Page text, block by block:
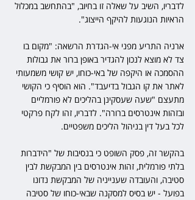
לדבריו, השיב על שאלה זו בחיוב, "בהתחשב במכלול
הראיות הנוגעות להיקף הייצוג".
ארניה התריע מפני אי-הגדרת הרשאה: "מקום בו
צד לא מוצא לנכון להגדיר באופן ברור את גבולות
ההסמכה או היקפה של באי-כוחו, יש קושי משמעותי
לאתר את קו הגבול בדיעבד". הוא הוסיף כי הקושי
מתעצם "שעה שעסקינן בהליכים לא פורמליים
ובזהות אינטרסים ברורה". לדבריו, זהו לקח פרקטי
לכל בעל דין בניהול הליכים משפטיים.
בהקשר זה, פסק השופט כי בנסיבות של "הידברות
בלתי פורמלית, זהות אינטרסים בין המבקשת לבין
סטיבה, והעובדה שענייניה של המבקשת נדונו
בפועל - יש בסיס למסקנה שבאי-כוחו של סטיבה